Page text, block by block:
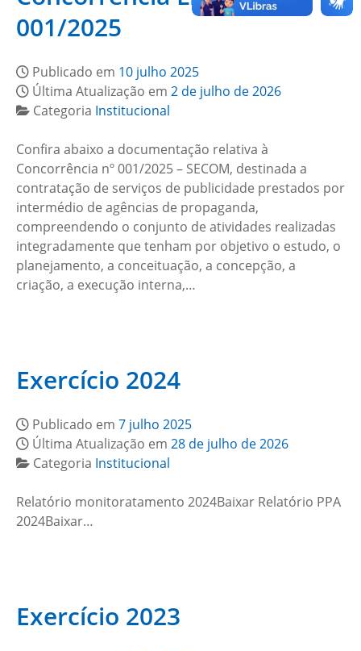
001/2025
Publicado em 10 julho 2025
Última Atualização em 2 de julho de 2026
Categoria Institucional
Confira abaixo a documentação relativa à
Concorrência nº 001/2025 – SECOM, destinada a
contratação de serviços de publicidade prestados por
intermédio de agências de propaganda,
compreendendo o conjunto de atividades realizadas
integradamente que tenham por objetivo o estudo, o
planejamento, a conceituação, a concepção, a
criação, a execução interna,…
Exercício 2024
Publicado em 7 julho 2025
Última Atualização em 28 de julho de 2026
Categoria Institucional
Relatório monitoratamento 2024Baixar Relatório PPA
2024Baixar…
Exercício 2023